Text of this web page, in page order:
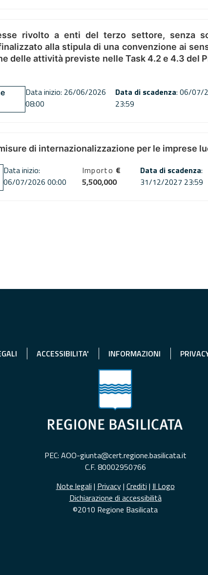
rivolto a enti del terzo settore, senza
alla stipula di una convenzione ai
delle attività previste nelle Task 4.2 e 4.3 del
Data inizio: 26/06/2026
08:00
Data di scadenza: 06/07/
23:59
di internazionalizzazione per le imprese
Data inizio:
06/07/2026 00:00
Importo €
5,500,000
Data di scadenza:
31/12/2027 23:59
ACCESSIBILITA' INFORMAZIONI
PEC: AOO-giunta@cert.regione.basilicata.it
C.F. 80002950766
Note legali | Privacy| Crediti | Il Logo
Dichiarazione di accessibilità
©2010 Regione Basilicata